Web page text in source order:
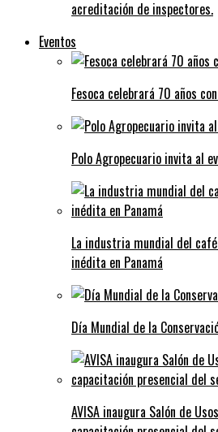
acreditación de inspectores.
Eventos
Fesoca celebrará 70 años
Polo Agropecuario invita al
La industria mundial del
inédita en Panamá
Día Mundial de la
AVISA inaugura Salón de